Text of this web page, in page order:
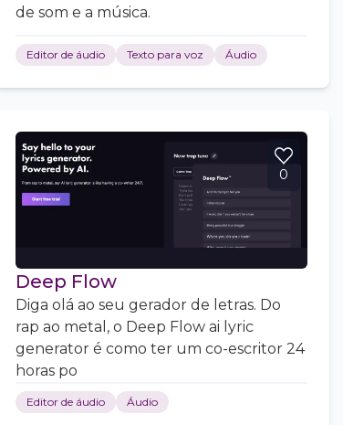
de som e a música.
Editor de áudio Texto para voz Áudio
0
Deep Flow
Diga olá ao seu gerador de letras. Do
rap ao metal, o Deep Flow ai lyric
generator é como ter um co-escritor 24
horas po
Editor de áudio Áudio